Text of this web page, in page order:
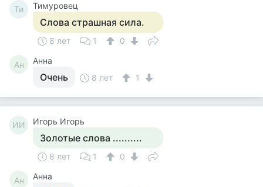
Ти Тимуровец
Слова страшная сила.
8 лет 1 0
Ан Анна
Очень 8 лет 1
ИИ Игорь Игорь
Золотые слова ..........
8 лет 1 0
Ан
Анна